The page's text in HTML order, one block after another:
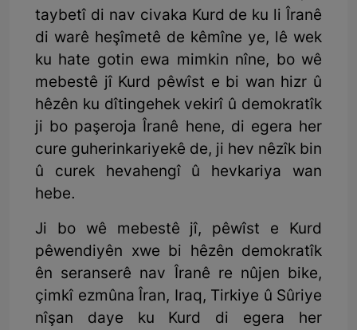
taybetî di nav civaka Kurd de ku li Îranê
di warê heşîmetê de kêmîne ye, lê wek
ku hate gotin ewa mimkin nîne, bo wê
mebestê jî Kurd pêwîst e bi wan hizr û
hêzên ku dîtingehek vekirî û demokratîk
ji bo paşeroja Îranê hene, di egera her
cure guherinkariyekê de, ji hev nêzîk bin
û curek hevahengî û hevkariya wan
hebe.
Ji bo wê mebestê jî, pêwîst e Kurd
pêwendiyên xwe bi hêzên demokratîk
ên seranserê nav Îranê re nûjen bike,
çimkî ezmûna Îran, Iraq, Tirkiye û Sûriye
nîşan daye ku Kurd di egera her